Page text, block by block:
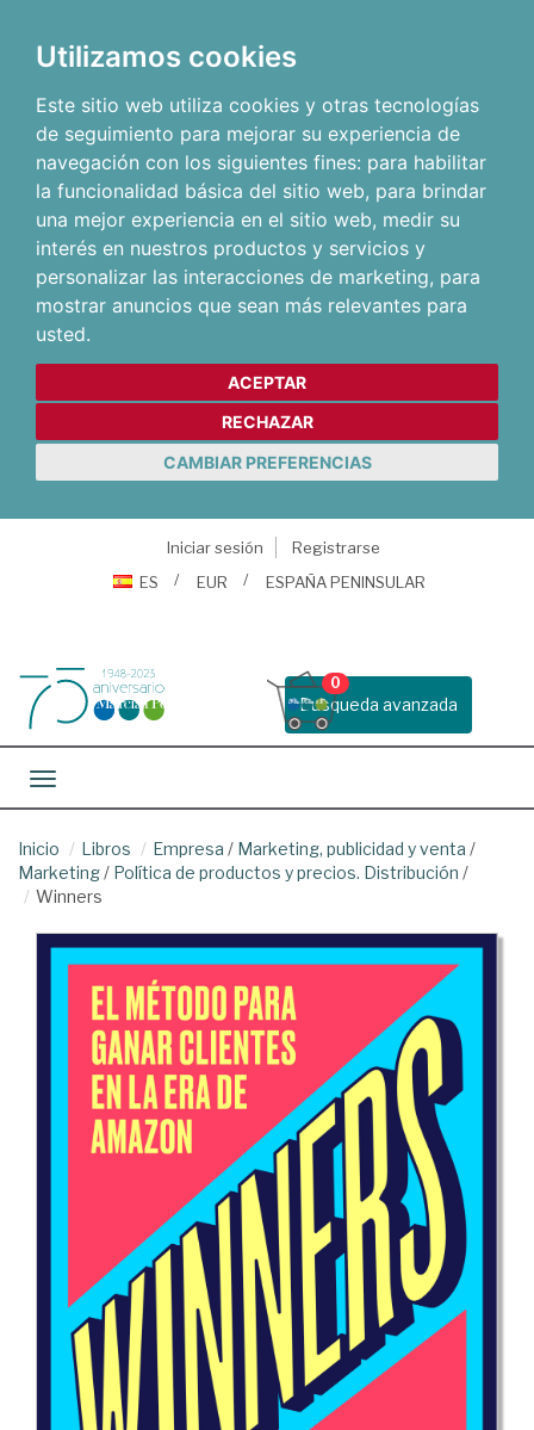
Utilizamos cookies
Este sitio web utiliza cookies y otras tecnologías
de seguimiento para mejorar su experiencia de
navegación con los siguientes fines: para habilitar
la funcionalidad básica del sitio web, para brindar
una mejor experiencia en el sitio web, medir su
interés en nuestros productos y servicios y
personalizar las interacciones de marketing, para
mostrar anuncios que sean más relevantes para
usted.
ACEPTAR
RECHAZAR
CAMBIAR PREFERENCIAS
Iniciar sesión
Registrarse
ES
EUR ESPAÑA PENINSULAR
Busqueda avanzada
0
Toggle navigation
Inicio Libros Empresa / Marketing, publicidad y venta /
Marketing/ Política de productos y precios. Distribución /
Winners